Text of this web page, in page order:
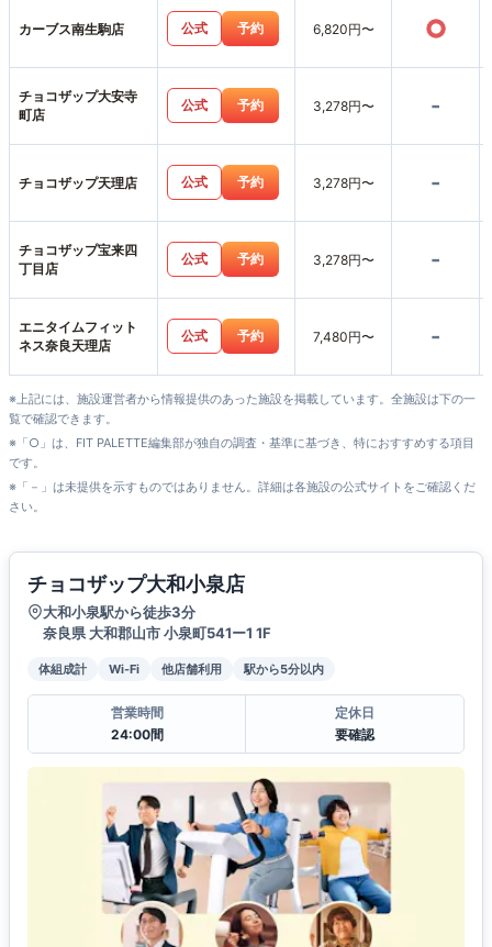
カーブス南生駒店 公式 予約 6,820円〜 ○
チョコザップ大安寺
町店
公式 予約 3,278円〜 -
チョコザップ天理店 公式 予約 3,278円〜 -
チョコザップ宝来四
丁目店
公式 予約 3,278円〜 -
エニタイムフィット
ネス奈良天理店
公式 予約 7,480円〜 -
※上記には、施設運営者から情報提供のあった施設を掲載しています。全施設は下の一
覧で確認できます。
※「○」は、FIT PALETTE編集部が独自の調査・基準に基づき、特におすすめする項目
です。
※「－」は未提供を示すものではありません。詳細は各施設の公式サイトをご確認くだ
さい。
チョコザップ大和小泉店
大和小泉駅から徒歩3分
奈良県 大和郡山市 小泉町541ー1 1F
体組成計 Wi-Fi 他店舗利用 駅から5分以内
営業時間
24:00間
定休日
要確認